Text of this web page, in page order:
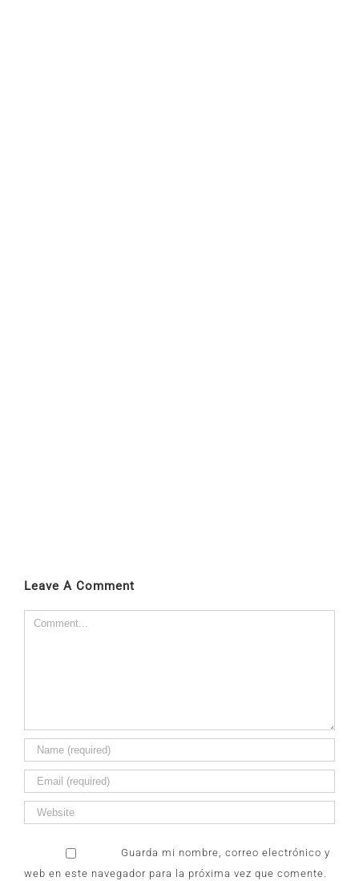
Leave A Comment
Comment
Guarda mi nombre, correo electrónico y
web en este navegador para la próxima vez que comente.